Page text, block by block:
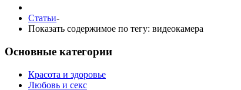
Статьи-
Показать содержимое по тегу: видеокамера
Основные категории
Красота и здоровье
Любовь и секс